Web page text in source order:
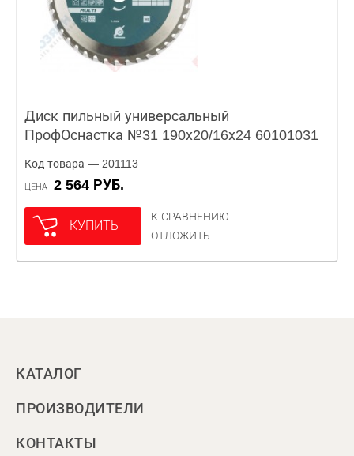
Диск пильный универсальный
ПрофОснастка №31 190х20/16х24 60101031
Код товара — 201113
ЦЕНА 2 564 РУБ.
КУПИТЬ
К СРАВНЕНИЮ
ОТЛОЖИТЬ
КАТАЛОГ
ПРОИЗВОДИТЕЛИ
КОНТАКТЫ